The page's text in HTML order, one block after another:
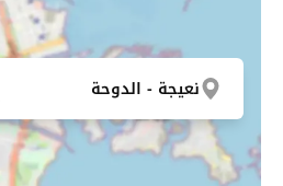
نعيجة - الدوحة